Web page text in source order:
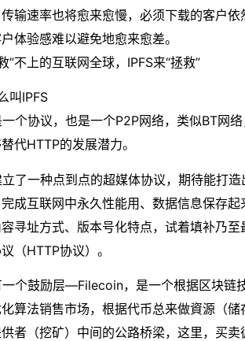
输速率也将愈来愈慢，必须下载的客户
体验感难以避免地愈来愈差。
”不上的互联网全球，IPFS来“拯救”
叫IPFS
一个协议，也是一个P2P网络，类似BT网
代HTTP的发展潜力。
立了一种点到点的超媒体协议，期待能打
成互联网中永久性能用、数据信息保存
寻址方式、版本号化特点，试着填补乃
（HTTP协议）。
一个鼓励层—Filecoin，是一个根据区块链
算法销售市场，根据代币总来做資源（
者（挖矿）中间的公路桥梁，这里，买卖